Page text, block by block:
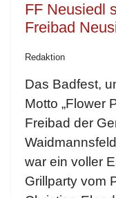
FF Neusiedl
Freibad
Redaktion
Das Badfest,
Motto „Flower
Freibad der
war ein voller
Grillparty vom